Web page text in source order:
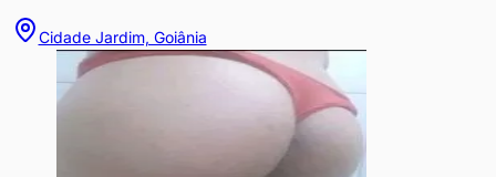
Cidade Jardim, Goiânia